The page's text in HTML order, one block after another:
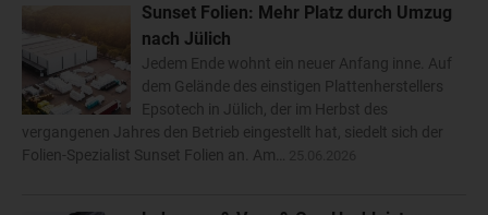
Sunset Folien: Mehr Platz durch Umzug
nach Jülich
Jedem Ende wohnt ein neuer Anfang inne. Auf
dem Gelände des einstigen Plattenherstellers
Epsotech in Jülich, der im Herbst des
vergangenen Jahres den Betrieb eingestellt hat, siedelt sich der
Folien-Spezialist Sunset Folien an. Am…